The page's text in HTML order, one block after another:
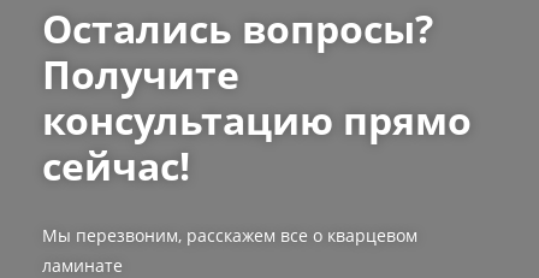
Остались вопросы?
Получите
консультацию прямо
сейчас!
Мы перезвоним, расскажем все о кварцевом
ламинате